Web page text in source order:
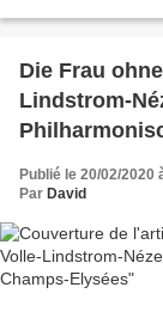
Die Frau
Lindstrom-
Publié le 20/02/2020
Par David